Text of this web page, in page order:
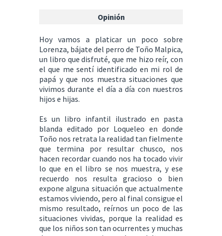
Opinión
Hoy vamos a platicar un poco sobre
Lorenza, bájate del perro de Toño Malpica,
un libro que disfruté, que me hizo reír, con
el que me sentí identificado en mi rol de
papá y que nos muestra situaciones que
vivimos durante el día a día con nuestros
hijos e hijas.
Es un libro infantil ilustrado en pasta
blanda editado por Loqueleo en donde
Toño nos retrata la realidad tan fielmente
que termina por resultar chusco, nos
hacen recordar cuando nos ha tocado vivir
lo que en el libro se nos muestra, y ese
recuerdo nos resulta gracioso o bien
expone alguna situación que actualmente
estamos viviendo, pero al final consigue el
mismo resultado, reírnos un poco de las
situaciones vividas, porque la realidad es
que los niños son tan ocurrentes y muchas